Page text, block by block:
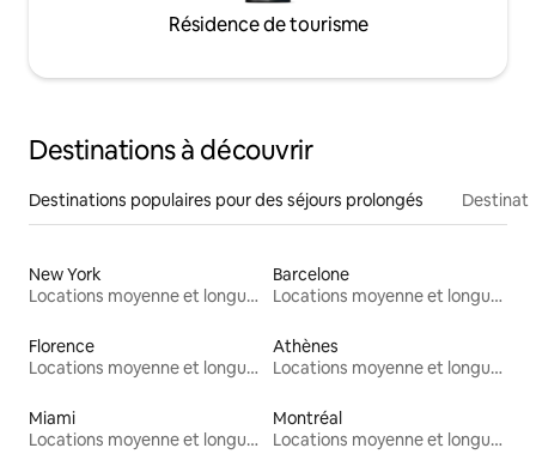
Résidence de tourisme
Destinations à découvrir
Destinations populaires pour des séjours prolongés
New York
Locations moyenne et longue durée
Barcelone
Locations moyenne et longue durée
Florence
Locations moyenne et longue durée
Athènes
Locations moyenne et longue durée
Miami
Locations moyenne et longue durée
Montréal
Locations moyenne et longue durée